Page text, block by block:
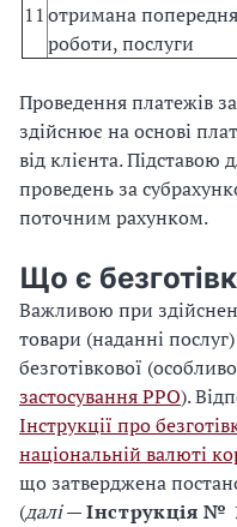
11отримана
роботи, послуги
Проведення платежів
здійснює на основі
від клієнта. Підставою
проведень за
поточним рахунком.
Що є
Важливою при
товари (наданні
безготівкової
застосування РРО).
Інструкції про
національній валюті
що затверджена
(далі—Інструкція №